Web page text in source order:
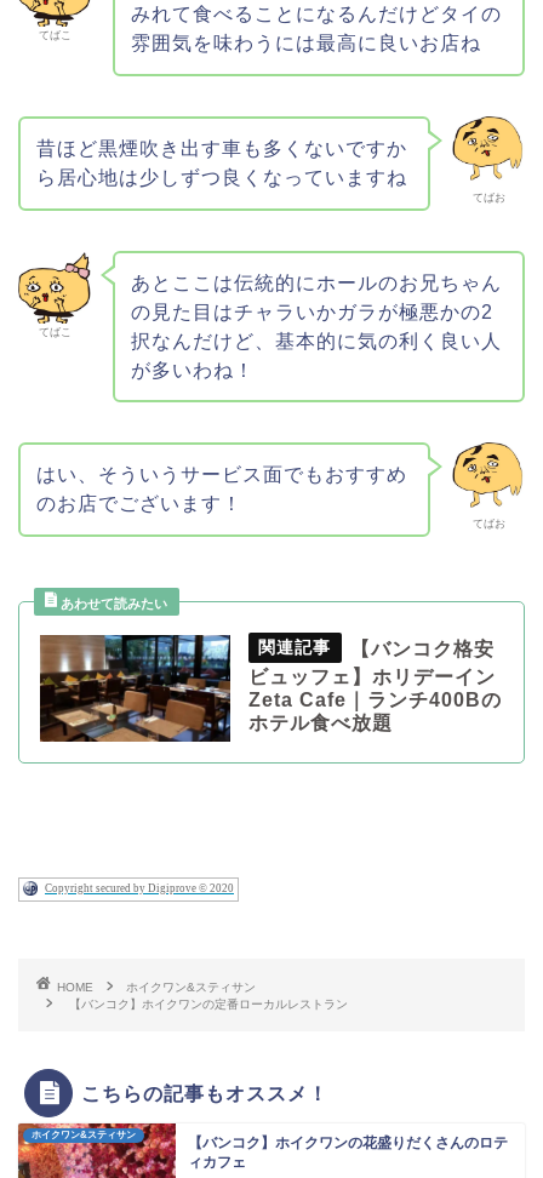
てばこ
みれて食べることになるんだけどタイの
雰囲気を味わうには最高に良いお店ね
てばお
昔ほど黒煙吹き出す車も多くないですか
ら居心地は少しずつ良くなっていますね
てばこ
あとここは伝統的にホールのお兄ちゃん
の見た目はチャラいかガラが極悪かの2
択なんだけど、基本的に気の利く良い人
が多いわね！
てばお
はい、そういうサービス面でもおすすめ
のお店でございます！
【バンコク格安
ビュッフェ】ホリデーイン
Zeta Cafe｜ランチ400Bの
ホテル食べ放題
Copyright secured by Digiprove © 2020
HOME
ホイクワン&スティサン
【バンコク】ホイクワンの定番ローカルレストラン
こちらの記事もオススメ！
ホイクワン&スティサン
【バンコク】ホイクワンの花盛りだくさんのロテ
ィカフェ